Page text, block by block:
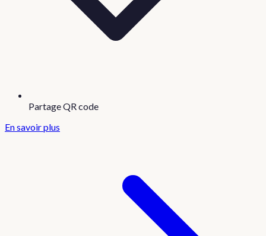
Partage QR code
En savoir plus